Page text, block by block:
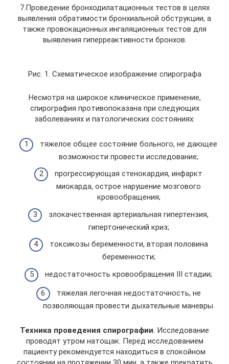
7.Проведение бронходилатационных тестов в целях
выявления обратимости бронхиальной обструкции, а
также провокационных ингаляционных тестов для
выявления гиперреактивности бронхов.
Рис. 1. Схематическое изображение спирографа
Несмотря на широкое клиническое применение,
спирография противопоказана при следующих
заболеваниях и патологических состояниях:
тяжелое общее состояние больного, не дающее
возможности провести исследование;
прогрессирующая стенокардия, инфаркт
миокарда, острое нарушение мозгового
кровообращения;
злокачественная артериальная гипертензия,
гипертонический криз;
токсикозы беременности, вторая половина
беременности;
недостаточность кровообращения III стадии;
тяжелая легочная недостаточность, не
позволяющая провести дыхательные маневры.
Техника проведения спирографии. Исследование
проводят утром натощак. Перед исследованием
пациенту рекомендуется находиться в спокойном